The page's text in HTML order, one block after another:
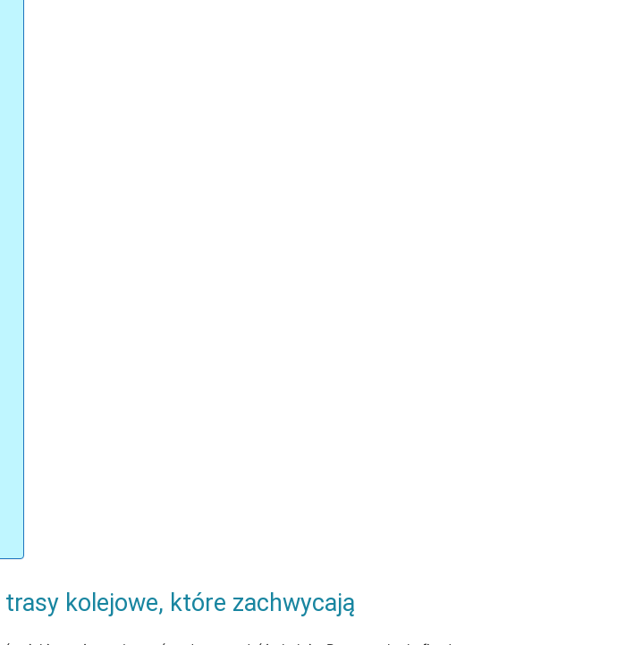
kolejowe, które zachwycają